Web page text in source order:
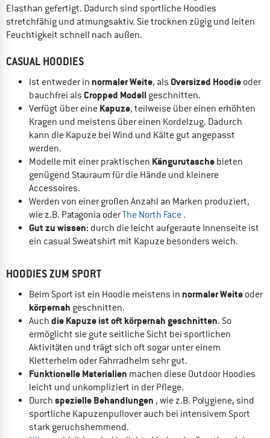
Elasthan gefertigt. Dadurch sind sportliche Hoodies
stretchfähig und atmungsaktiv. Sie trocknen zügig und leiten
Feuchtigkeit schnell nach außen.
CASUAL HOODIES
Ist entweder in normaler Weite, als Oversized Hoodieoder
bauchfrei als Cropped Modell geschnitten.
Verfügt über eine Kapuze, teilweise über einen erhöhten
Kragen und meistens über einen Kordelzug. Dadurch
kann die Kapuze bei Wind und Kälte gut angepasst
werden.
Modelle mit einer praktischen Kängurutaschebieten
genügend Stauraum für die Hände und kleinere
Accessoires.
Werden von einer großen Anzahl an Marken produziert,
wie z.B. Patagonia oderThe North Face.
Gut zu wissen:durch die leicht aufgeraute Innenseite ist
ein casual Sweatshirt mit Kapuze besonders weich.
HOODIES ZUM SPORT
Beim Sport ist ein Hoodie meistens in normaler Weite oder
körpernah geschnitten.
Auch die Kapuze ist oft körpernah geschnitten. So
ermöglicht sie gute seitliche Sicht bei sportlichen
Aktivitäten und trägt sich oft sogar unter einem
Kletterhelm oder Fahrradhelm sehr gut.
Funktionelle Materialien machen diese Outdoor Hoodies
leicht und unkompliziert in der Pflege.
Durch spezielle Behandlungen , wie z.B. Polygiene, sind
sportliche Kapuzenpullover auch bei intensivem Sport
stark geruchshemmend.